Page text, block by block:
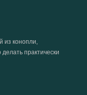
из конопли,
практически